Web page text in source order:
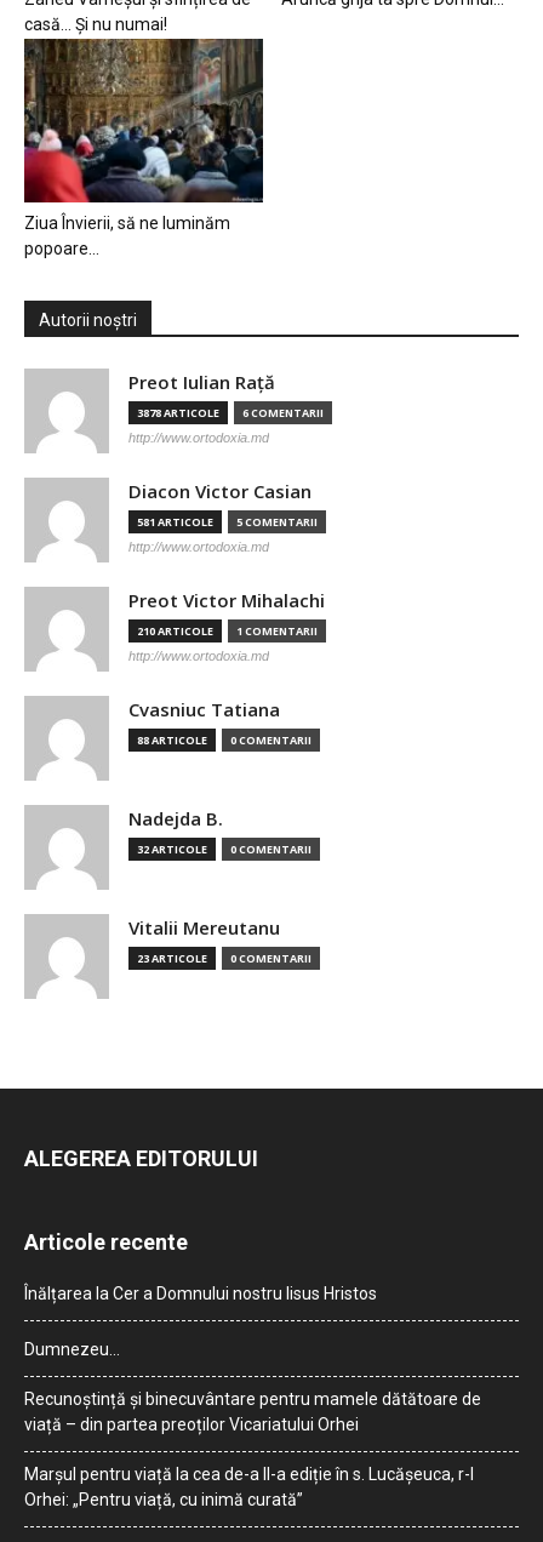
casă… Și nu numai!
Ziua Învierii, să ne luminăm
popoare…
Autorii noștri
Preot Iulian Raţă
3878 ARTICOLE 6 COMENTARII
http://www.ortodoxia.md
Diacon Victor Casian
581 ARTICOLE 5 COMENTARII
http://www.ortodoxia.md
Preot Victor Mihalachi
210 ARTICOLE 1 COMENTARII
http://www.ortodoxia.md
Cvasniuc Tatiana
88 ARTICOLE 0 COMENTARII
Nadejda B.
32 ARTICOLE 0 COMENTARII
Vitalii Mereutanu
23 ARTICOLE 0 COMENTARII
ALEGEREA EDITORULUI
Articole recente
Înălțarea la Cer a Domnului nostru Iisus Hristos
Dumnezeu…
Recunoștință și binecuvântare pentru mamele dătătoare de
viață – din partea preoților Vicariatului Orhei
Marșul pentru viață la cea de-a II-a ediție în s. Lucășeuca, r-l
Orhei: „Pentru viață, cu inimă curată”